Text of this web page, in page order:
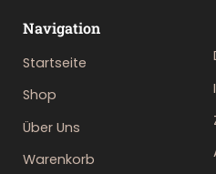
Navigation
Startseite
Shop
Über Uns
Warenkorb